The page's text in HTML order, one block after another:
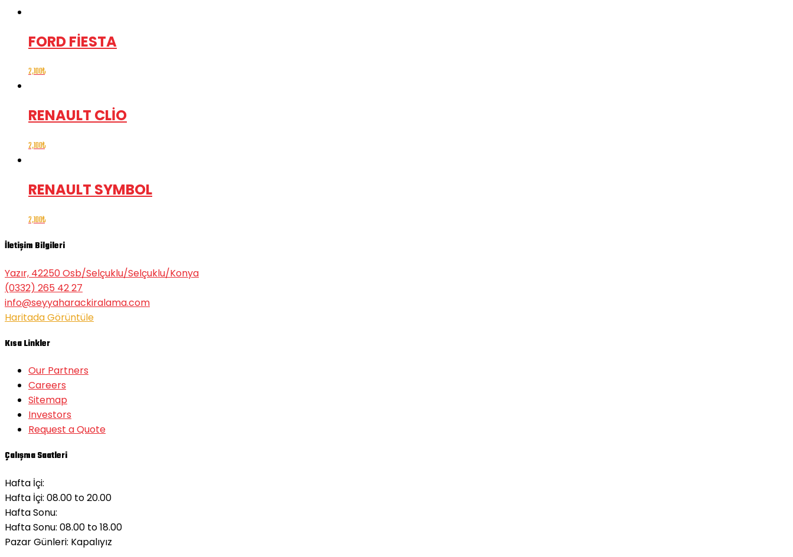
FORD FİESTA
2,100₺
RENAULT CLİO
2,100₺
RENAULT SYMBOL
2,100₺
İletişim Bilgileri
Yazır, 42250 Osb/Selçuklu/Selçuklu/Konya
(0332) 265 42 27
info@seyyaharackiralama.com
Haritada Görüntüle
Kısa Linkler
Our Partners
Careers
Sitemap
Investors
Request a Quote
Çalışma Saatleri
Hafta İçi:
Hafta İçi: 08.00 to 20.00
Hafta Sonu:
Hafta Sonu: 08.00 to 18.00
Pazar Günleri: Kapalıyız